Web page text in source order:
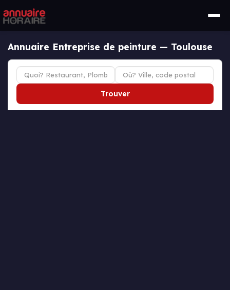
Annuaire Entreprise de peinture — Toulouse
Trouver